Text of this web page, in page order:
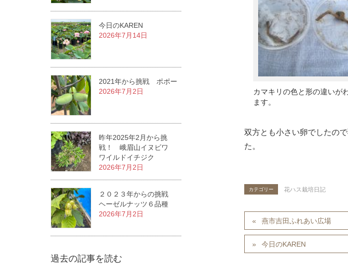
カマキリの色と形の違いが
ます。
双方とも小さい卵でしたの
た。
カテゴリー 花ハス栽培日記
燕市吉田ふれあい広場
今日のKAREN
今日のKAREN
2026年7月14日
2021年から挑戦 ポポー
2026年7月2日
昨年2025年2月から挑
戦！ 峨眉山イヌビワ
ワイルドイチジク
2026年7月2日
２０２３年からの挑戦
ヘーゼルナッツ６品種
2026年7月2日
過去の記事を読む